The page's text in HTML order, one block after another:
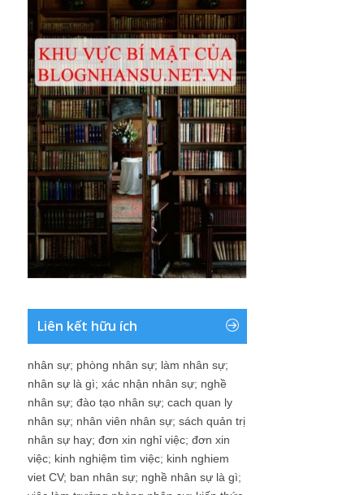
Liên kết hữu ích
nhân sự; phòng nhân sự; làm nhân sự;
nhân sự là gì; xác nhận nhân sự; nghề
nhân sự; đào tạo nhân sự; cach quan ly
nhân sự; nhân viên nhân sự; sách quản trị
nhân sự hay; đơn xin nghỉ việc; đơn xin
việc; kinh nghiệm tìm việc; kinh nghiem
viet CV; ban nhân sự; nghề nhân sự là gì;